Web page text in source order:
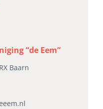
“de Eem”
Baarn